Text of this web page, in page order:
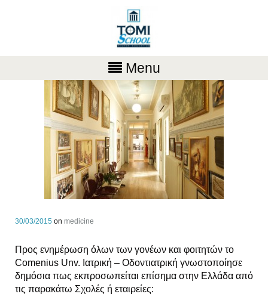
Menu
30/03/2015 on medicine
Προς ενημέρωση όλων των γονέων και φοιτητών το
Comenius Unv. Ιατρική – Οδοντιατρική γνωστοποίησε
δημόσια πως εκπροσωπείται επίσημα στην Ελλάδα από
τις παρακάτω Σχολές ή εταιρείες: